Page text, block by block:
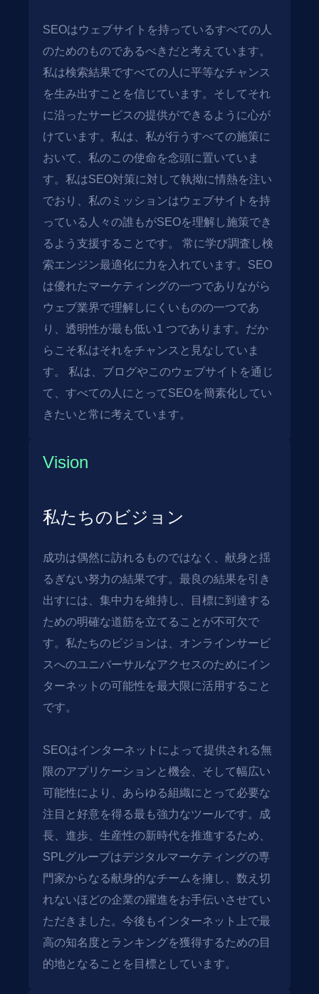
SEOはウェブサイトを持っているすべての人
のためのものであるべきだと考えています。
私は検索結果ですべての人に平等なチャンス
を生み出すことを信じています。そしてそれ
に沿ったサービスの提供ができるように心が
けています。私は、私が行うすべての施策に
おいて、私のこの使命を念頭に置いていま
す。私はSEO対策に対して執拗に情熱を注い
でおり、私のミッションはウェブサイトを持
っている人々の誰もがSEOを理解し施策でき
るよう支援することです。 常に学び調査し検
索エンジン最適化に力を入れています。SEO
は優れたマーケティングの一つでありながら
ウェブ業界で理解しにくいものの一つであ
り、透明性が最も低い1 つであります。だか
らこそ私はそれをチャンスと見なしていま
す。 私は、ブログやこのウェブサイトを通じ
て、すべての人にとってSEOを簡素化してい
きたいと常に考えています。
Vision
私たちのビジョン
成功は偶然に訪れるものではなく、献身と揺
るぎない努力の結果です。最良の結果を引き
出すには、集中力を維持し、目標に到達する
ための明確な道筋を立てることが不可欠で
す。私たちのビジョンは、オンラインサービ
スへのユニバーサルなアクセスのためにイン
ターネットの可能性を最大限に活用すること
です。
SEOはインターネットによって提供される無
限のアプリケーションと機会、そして幅広い
可能性により、あらゆる組織にとって必要な
注目と好意を得る最も強力なツールです。成
長、進歩、生産性の新時代を推進するため、
SPLグループはデジタルマーケティングの専
門家からなる献身的なチームを擁し、数え切
れないほどの企業の躍進をお手伝いさせてい
ただきました。今後もインターネット上で最
高の知名度とランキングを獲得するための目
的地となることを目標としています。